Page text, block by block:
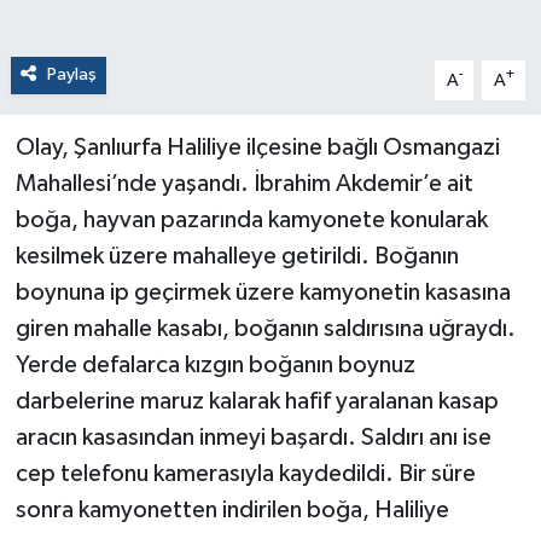
Paylaş A- A+
Olay, Şanlıurfa Haliliye ilçesine bağlı Osmangazi
Mahallesi’nde yaşandı. İbrahim Akdemir’e ait
boğa, hayvan pazarında kamyonete konularak
kesilmek üzere mahalleye getirildi. Boğanın
boynuna ip geçirmek üzere kamyonetin kasasına
giren mahalle kasabı, boğanın saldırısına uğraydı.
Yerde defalarca kızgın boğanın boynuz
darbelerine maruz kalarak hafif yaralanan kasap
aracın kasasından inmeyi başardı. Saldırı anı ise
cep telefonu kamerasıyla kaydedildi. Bir süre
sonra kamyonetten indirilen boğa, Haliliye